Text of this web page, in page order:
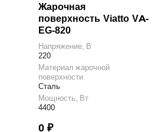
Жарочная
поверхность Viatto VA-
EG-820
Напряжение, В
220
Материал жарочной
поверхности
Сталь
Мощность, Вт
4400
0 ₽